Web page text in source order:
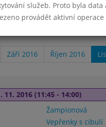
Kontakty a informace
Září 2016 Říjen 2016
11. 2016 (11:45 - 14:00)
Žampionová
Vepřenky s cibulí
služeb. Proto byla
provádět aktivní